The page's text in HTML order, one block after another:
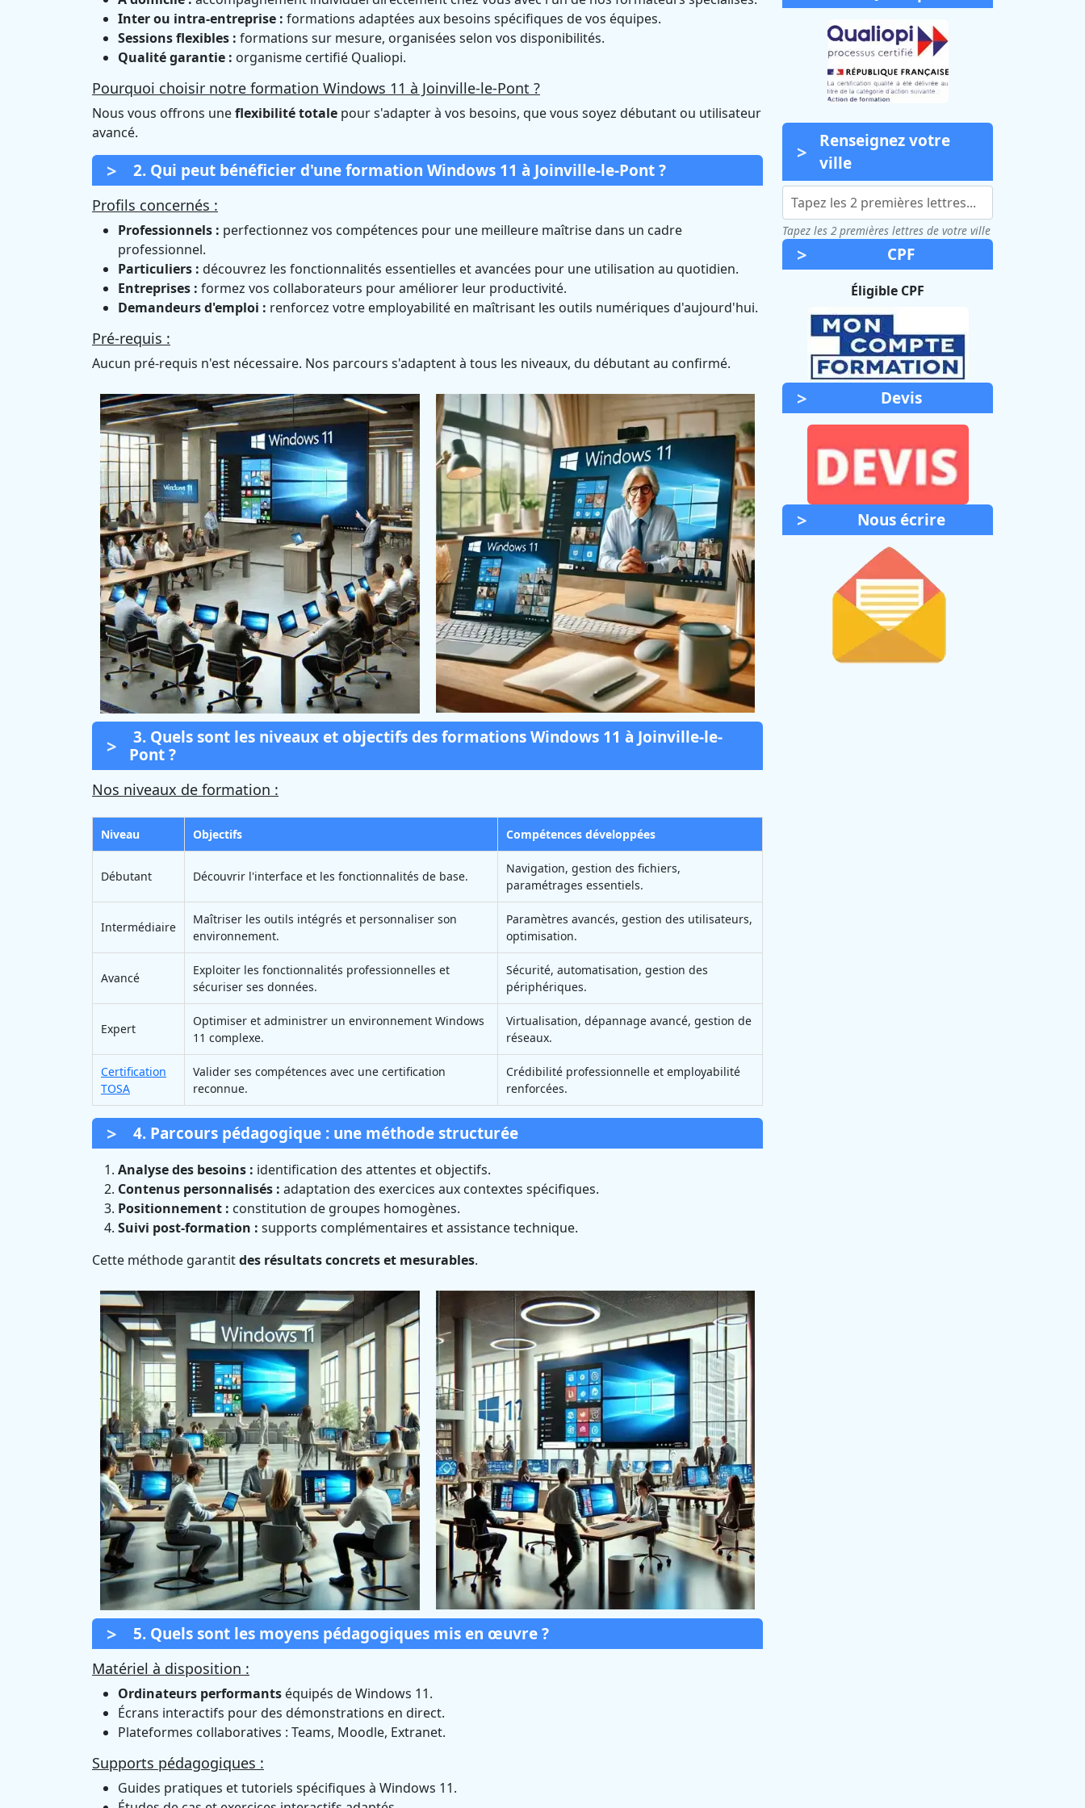
Inter ou intra-entreprise : formations adaptées aux besoins spécifiques de vos équipes.
Sessions flexibles : formations sur mesure, organisées selon vos disponibilités.
Qualité garantie : organisme certifié Qualiopi.
Pourquoi choisir notre formation Windows 11 à Joinville-le-Pont ?
Nous vous offrons uneflexibilité totale pour s'adapter à vos besoins, que vous soyez débutant ou utilisateur
avancé.
2. Qui peut bénéficier d'une formation Windows 11 à Joinville-le-Pont ?
Profils concernés :
Professionnels : perfectionnez vos compétences pour une meilleure maîtrise dans un cadre
professionnel.
Particuliers : découvrez les fonctionnalités essentielles et avancées pour une utilisation au quotidien.
Entreprises : formez vos collaborateurs pour améliorer leur productivité.
Demandeurs d'emploi : renforcez votre employabilité en maîtrisant les outils numériques d'aujourd'hui.
Pré-requis :
Aucun pré-requis n'est nécessaire. Nos parcours s'adaptent à tous les niveaux, du débutant au confirmé.
3. Quels sont les niveaux et objectifs des formations Windows 11 à Joinville-le-
Pont ?
Nos niveaux de formation :
Niveau Objectifs Compétences développées
Débutant Découvrir l'interface et les fonctionnalités de base.
Navigation, gestion des fichiers,
paramétrages essentiels.
Intermédiaire
Maîtriser les outils intégrés et personnaliser son
environnement.
Paramètres avancés, gestion des utilisateurs,
optimisation.
Avancé
Exploiter les fonctionnalités professionnelles et
sécuriser ses données.
Sécurité, automatisation, gestion des
périphériques.
Expert
Optimiser et administrer un environnement Windows
11 complexe.
Virtualisation, dépannage avancé, gestion de
réseaux.
Certification
TOSA
Valider ses compétences avec une certification
reconnue.
Crédibilité professionnelle et employabilité
renforcées.
4. Parcours pédagogique : une méthode structurée
Analyse des besoins : identification des attentes et objectifs.
Contenus personnalisés : adaptation des exercices aux contextes spécifiques.
Positionnement : constitution de groupes homogènes.
Suivi post-formation : supports complémentaires et assistance technique.
Cette méthode garantitdes résultats concrets et mesurables.
5. Quels sont les moyens pédagogiques mis en œuvre ?
Matériel à disposition :
Ordinateurs performants équipés de Windows 11.
Écrans interactifs pour des démonstrations en direct.
Plateformes collaboratives : Teams, Moodle, Extranet.
Supports pédagogiques :
Guides pratiques et tutoriels spécifiques à Windows 11.
Renseignez votre
ville
Tapez les 2 premières lettres de votre ville
CPF
Éligible CPF
Devis
Nous écrire